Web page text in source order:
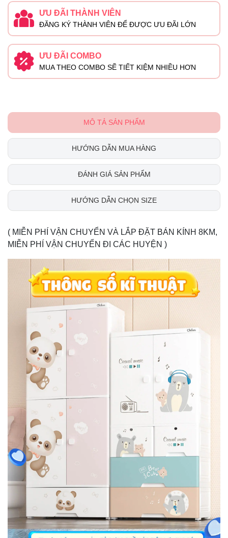
ƯU ĐÃI THÀNH VIÊN
ĐĂNG KÝ THÀNH VIÊN ĐỂ ĐƯỢC ƯU ĐÃI LỚN
ƯU ĐÃI COMBO
MUA THEO COMBO SẼ TIẾT KIỆM NHIỀU HƠN
MÔ TẢ SẢN PHẨM
HƯỚNG DẪN MUA HÀNG
ĐÁNH GIÁ SẢN PHẨM
HƯỚNG DẪN CHỌN SIZE
( MIỄN PHÍ VẬN CHUYỂN VÀ LẮP ĐẶT BÁN KÍNH 8KM,
MIỄN PHÍ VẬN CHUYỂN ĐI CÁC HUYỆN )